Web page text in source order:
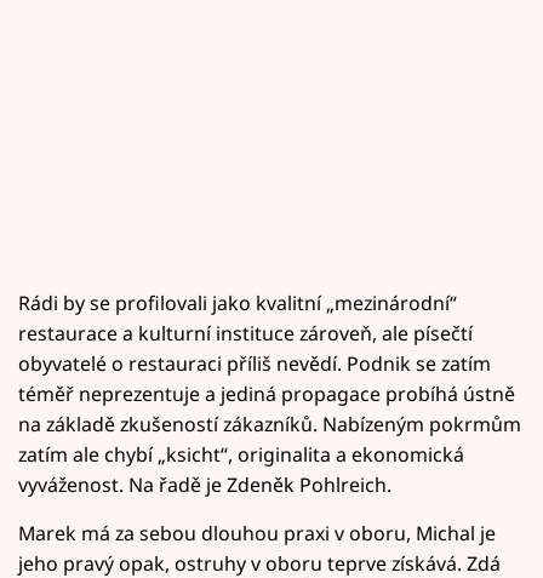
Rádi by se profilovali jako kvalitní „mezinárodní“
restaurace a kulturní instituce zároveň, ale písečtí
obyvatelé o restauraci příliš nevědí. Podnik se zatím
téměř neprezentuje a jediná propagace probíhá ústně
na základě zkušeností zákazníků. Nabízeným pokrmům
zatím ale chybí „ksicht“, originalita a ekonomická
vyváženost. Na řadě je Zdeněk Pohlreich.
Marek má za sebou dlouhou praxi v oboru, Michal je
jeho pravý opak, ostruhy v oboru teprve získává. Zdá